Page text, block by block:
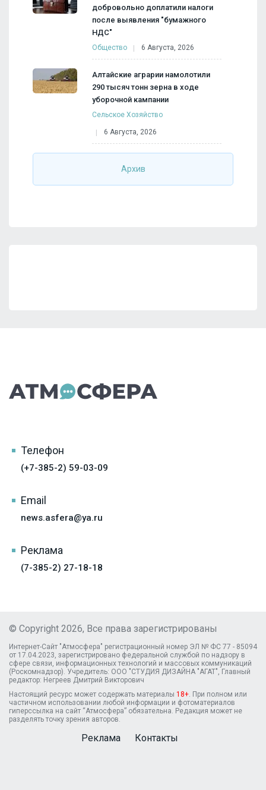
добровольно доплатили налоги
после выявления "бумажного
НДС"
Общество 6 Августа, 2026
Алтайские аграрии намолотили
290 тысяч тонн зерна в ходе
уборочной кампании
Сельское Хозяйство
6 Августа, 2026
Архив
Телефон
(+7-385-2) 59-03-09
Email
news.asfera@ya.ru
Реклама
(7-385-2) 27-18-18
© Copyright 2026, Все права зарегистрированы
Интернет-Сайт "Атмосфера" регистрационный номер ЭЛ № ФС 77 - 85094
от 17.04.2023, зарегистрировано федеральной службой по надзору в
сфере связи, информационных технологий и массовых коммуникаций
(Роскомнадзор). Учредитель: ООО "СТУДИЯ ДИЗАЙНА "АГАТ", Главный
редактор: Негреев Дмитрий Викторович
Настоящий ресурс может содержать материалы 18+. При полном или
частичном использовании любой информации и фотоматериалов
гиперссылка на сайт “Атмосфера” обязательна. Редакция может не
разделять точку зрения авторов.
Реклама Контакты